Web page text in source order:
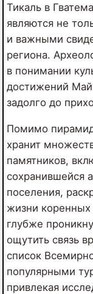
Тикаль в
являются не
и важными
региона.
в понимании
достижений
задолго до
Помимо
хранит
памятников,
сохранившейся
поселения,
жизни
глубже
ощутить связь
список
популярными
привлекая